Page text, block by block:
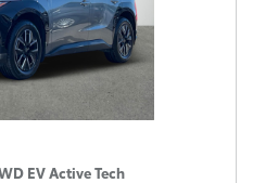
EV Active Tech